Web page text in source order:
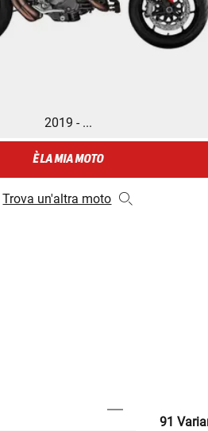
2019 - ...
È LA MIA MOTO
Trova un'altra moto
91